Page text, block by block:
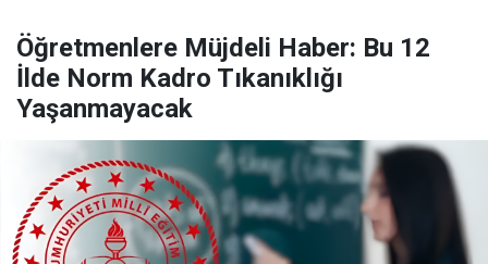
Öğretmenlere Müjdeli Haber: Bu 12
İlde Norm Kadro Tıkanıklığı
Yaşanmayacak